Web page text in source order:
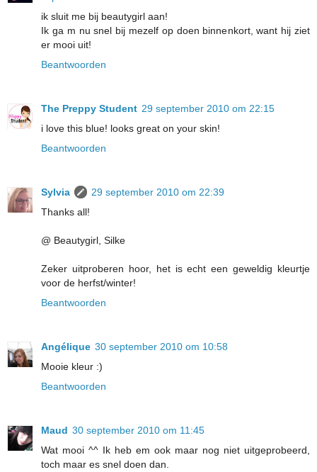
ik sluit me bij beautygirl aan!
Ik ga m nu snel bij mezelf op doen binnenkort, want hij ziet
er mooi uit!
Beantwoorden
The Preppy Student 29 september 2010 om 22:15
i love this blue! looks great on your skin!
Beantwoorden
Sylvia
29 september 2010 om 22:39
Thanks all!
@ Beautygirl, Silke
Zeker uitproberen hoor, het is echt een geweldig kleurtje
voor de herfst/winter!
Beantwoorden
Angélique 30 september 2010 om 10:58
Mooie kleur :)
Beantwoorden
Maud 30 september 2010 om 11:45
Wat mooi ^^ Ik heb em ook maar nog niet uitgeprobeerd,
toch maar es snel doen dan.